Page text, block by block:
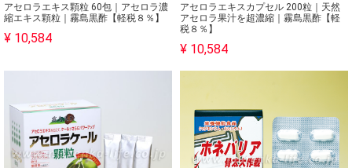
アセロラエキス顆粒 60包｜アセロラ濃
縮エキス顆粒｜霧島黒酢【軽税８％】
¥ 10,584
アセロラエキスカプセル 200粒｜天然
アセロラ果汁を超濃縮｜霧島黒酢【軽
税８％】
¥ 10,584